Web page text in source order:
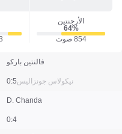
الأرجنتين
64‎%‎
854 صوت
فالنتين باركو
نيكولاس جونزاليس5:0
D. Chanda
4:0